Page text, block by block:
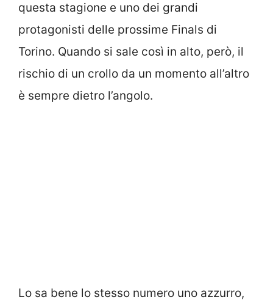
questa stagione e uno dei grandi
protagonisti delle prossime Finals di
Torino. Quando si sale così in alto, però, il
rischio di un crollo da un momento all’altro
è sempre dietro l’angolo.
Lo sa bene lo stesso numero uno azzurro,